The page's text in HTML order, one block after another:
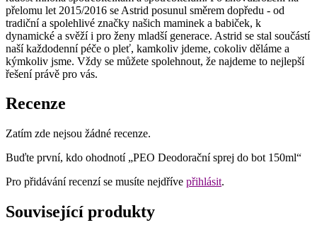
přelomu let 2015/2016 se Astrid posunul směrem dopředu - od
tradiční a spolehlivé značky našich maminek a babiček, k
dynamické a svěží i pro ženy mladší generace. Astrid se stal součástí
naší každodenní péče o pleť, kamkoliv jdeme, cokoliv děláme a
kýmkoliv jsme. Vždy se můžete spolehnout, že najdeme to nejlepší
řešení právě pro vás.
Recenze
Zatím zde nejsou žádné recenze.
Buďte první, kdo ohodnotí „PEO Deodorační sprej do bot 150ml“
Pro přidávání recenzí se musíte nejdříve přihlásit.
Související produkty